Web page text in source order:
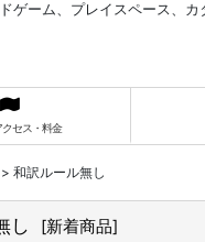
ゲーム、プレイスペース、
クセス・料金
> 和訳ルール無し
し [新着商品]